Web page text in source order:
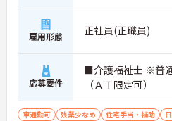
雇用形態 正社員(正職員)
応募要件
■介護福祉士 ※普
（ＡＴ限定可）
車通勤可 残業少なめ 住宅手当・補助